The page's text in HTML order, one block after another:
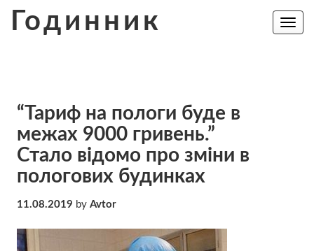
Годинник
Toggle
“Тариф на пологи буде в
межах 9000 гривень.”
Стало відомо про зміни в
пологових будинках
11.08.2019 by Avtor